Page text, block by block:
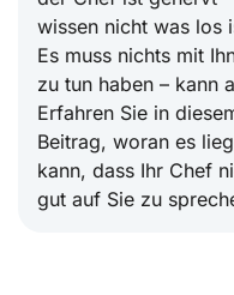
wissen nicht was los
Es muss nichts mit
zu tun haben – kann
Erfahren Sie in
Beitrag, woran es
kann, dass Ihr Chef
gut auf Sie zu